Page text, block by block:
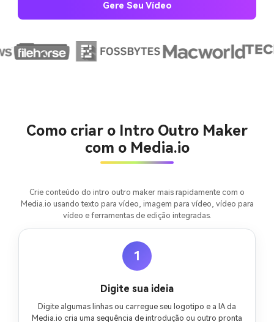
Gere Seu Vídeo
Como criar o Intro Outro Maker
com o Media.io
Crie conteúdo do intro outro maker mais rapidamente com o
Media.io usando texto para vídeo, imagem para vídeo, vídeo para
vídeo e ferramentas de edição integradas.
1
Digite sua ideia
Digite algumas linhas ou carregue seu logotipo e a IA da
Media.io cria uma sequência de introdução ou outro pronta
Crie imagens com
Comece Grátis →